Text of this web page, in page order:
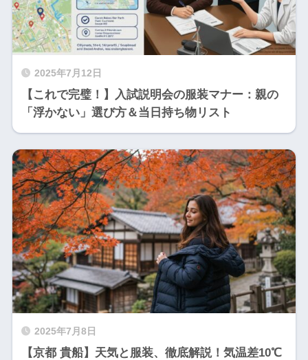
2025年7月12日
【これで完璧！】入試説明会の服装マナー：親の
「浮かない」選び方＆当日持ち物リスト
2025年7月8日
【京都 貴船】天気と服装、徹底解説！気温差10℃